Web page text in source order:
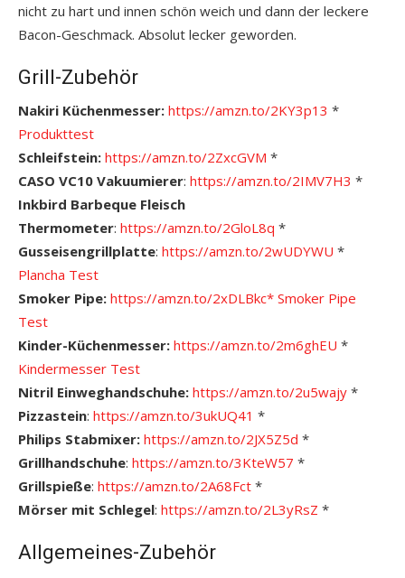
nicht zu hart und innen schön weich und dann der leckere
Bacon-Geschmack. Absolut lecker geworden.
Grill-Zubehör
Nakiri Küchenmesser: https://amzn.to/2KY3p13 *
Produkttest
Schleifstein: https://amzn.to/2ZxcGVM *
CASO VC10 Vakuumierer: https://amzn.to/2IMV7H3 *
Inkbird Barbeque Fleisch
Thermometer: https://amzn.to/2GloL8q *
Gusseisengrillplatte: https://amzn.to/2wUDYWU *
Plancha Test
Smoker Pipe: https://amzn.to/2xDLBkc* Smoker Pipe
Test
Kinder-Küchenmesser: https://amzn.to/2m6ghEU *
Kindermesser Test
Nitril Einweghandschuhe: https://amzn.to/2u5wajy *
Pizzastein: https://amzn.to/3ukUQ41 *
Philips Stabmixer: https://amzn.to/2JX5Z5d *
Grillhandschuhe: https://amzn.to/3KteW57 *
Grillspieße: https://amzn.to/2A68Fct *
Mörser mit Schlegel: https://amzn.to/2L3yRsZ *
Allgemeines-Zubehör